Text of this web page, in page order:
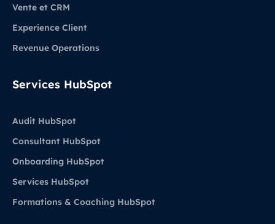
Vente et CRM
Experience Client
Revenue Operations
Services HubSpot
Audit HubSpot
Consultant HubSpot
Onboarding HubSpot
Services HubSpot
Formations & Coaching HubSpot